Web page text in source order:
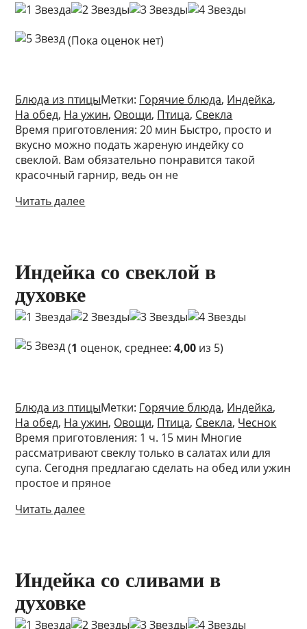
(Пока оценок нет)
Блюда из птицыМетки: Горячие блюда, Индейка,
На обед, На ужин, Овощи, Птица, Свекла
Время приготовления: 20 мин Быстро, просто и
вкусно можно подать жареную индейку со
свеклой. Вам обязательно понравится такой
красочный гарнир, ведь он не
Читать далее
Индейка со свеклой в
духовке
(1 оценок, среднее:4,00 из 5)
Блюда из птицыМетки: Горячие блюда, Индейка,
На обед, На ужин, Овощи, Птица, Свекла, Чеснок
Время приготовления: 1 ч. 15 мин Многие
рассматривают свеклу только в салатах или для
супа. Сегодня предлагаю сделать на обед или ужин
простое и пряное
Читать далее
Индейка со сливами в
духовке